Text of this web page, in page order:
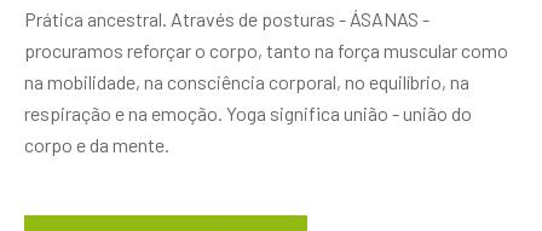
Prática ancestral. Através de posturas - ÁSANAS -
procuramos reforçar o corpo, tanto na força muscular como
na mobilidade, na consciência corporal, no equilíbrio, na
respiração e na emoção. Yoga significa união - união do
corpo e da mente.